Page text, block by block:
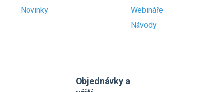
Novinky
Webináře
Návody
Objednávky a